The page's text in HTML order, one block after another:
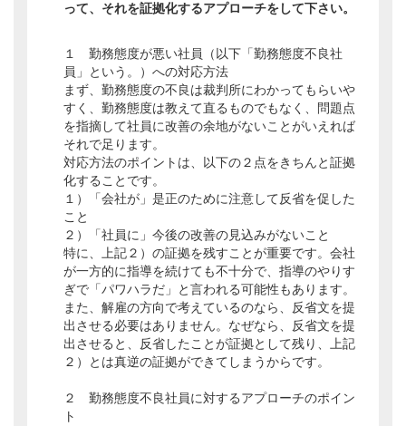
って、それを証拠化するアプローチをして下さい。
１ 勤務態度が悪い社員（以下「勤務態度不良社
員」という。）への対応方法
まず、勤務態度の不良は裁判所にわかってもらいや
すく、勤務態度は教えて直るものでもなく、問題点
を指摘して社員に改善の余地がないことがいえれば
それで足ります。
対応方法のポイントは、以下の２点をきちんと証拠
化することです。
１）「会社が」是正のために注意して反省を促した
こと
２）「社員に」今後の改善の見込みがないこと
特に、上記２）の証拠を残すことが重要です。会社
が一方的に指導を続けても不十分で、指導のやりす
ぎで「パワハラだ」と言われる可能性もあります。
また、解雇の方向で考えているのなら、反省文を提
出させる必要はありません。なぜなら、反省文を提
出させると、反省したことが証拠として残り、上記
２）とは真逆の証拠ができてしまうからです。
２ 勤務態度不良社員に対するアプローチのポイン
ト